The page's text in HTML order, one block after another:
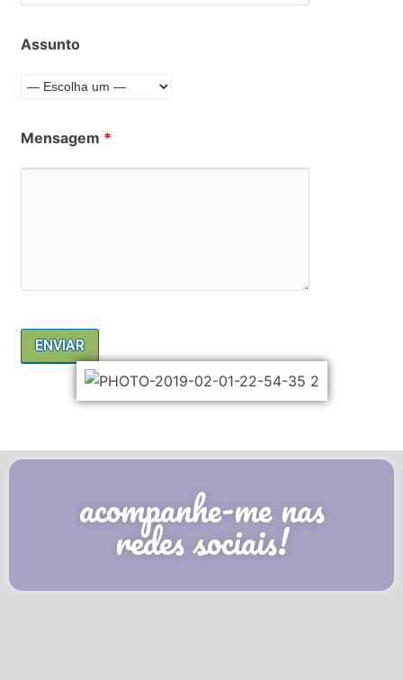
Assunto
Mensagem *
acompanhe-me nas
redes sociais!